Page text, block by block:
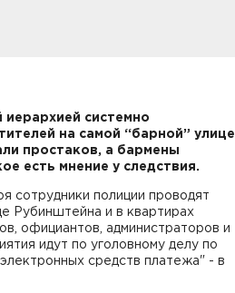
иерархией системно
на самой “барной” улице
простаков, а бармены
есть мнение у следствия.
сотрудники полиции проводят
Рубинштейна и в квартирах
официантов, администраторов и
идут по уголовному делу по
средств платежа" - в